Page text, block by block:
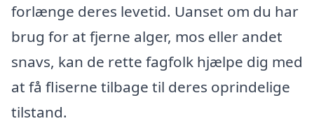
forlænge deres levetid. Uanset om du har
brug for at fjerne alger, mos eller andet
snavs, kan de rette fagfolk hjælpe dig med
at få fliserne tilbage til deres oprindelige
tilstand.